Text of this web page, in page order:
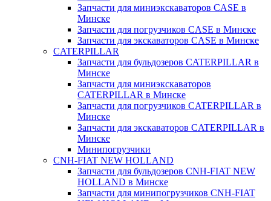
Запчасти для миниэкскаваторов CASE в
Минске
Запчасти для погрузчиков CASE в Минске
Запчасти для экскаваторов CASE в Минске
CATERPILLAR
Запчасти для бульдозеров CATERPILLAR в
Минске
Запчасти для миниэкскаваторов
CATERPILLAR в Минске
Запчасти для погрузчиков CATERPILLAR в
Минске
Запчасти для экскаваторов CATERPILLAR в
Минскe
Минипогрузчики
CNH-FIAT NEW HOLLAND
Запчасти для бульдозеров CNH-FIAT NEW
HOLLAND в Минске
Запчасти для минипогрузчиков CNH-FIAT